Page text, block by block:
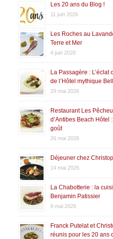
Les 20 ans du Blog !
11 juin 2026
Les Roches au
Terre et Mer
4 juin 2026
La Passagère :
de l’Hôtel mythique
29 mai 2026
Restaurant Les
d’Antibes Beach Hôtel
goût
26 mai 2026
Déjeuner chez
14 mai 2026
La Chabotterie : la
Benjamin Patissier
8 mai 2026
Franck Putelat et
réunis pour les 20 ans